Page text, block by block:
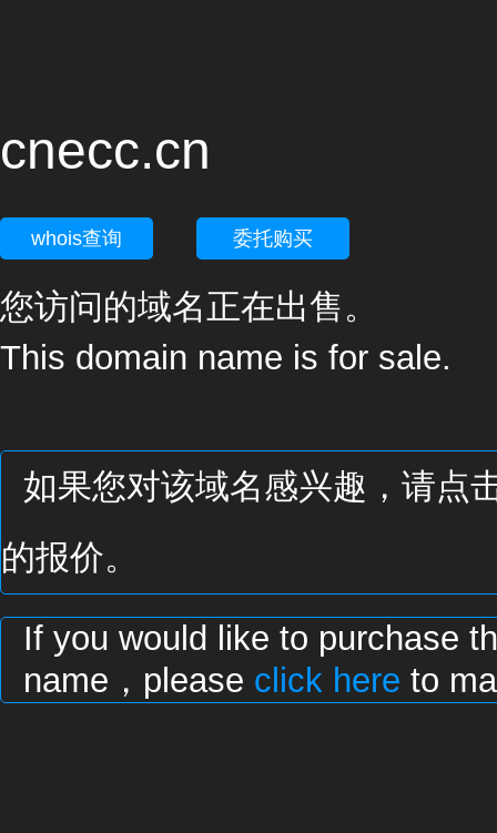
cnecc.cn
whois查询 委托购买
您访问的域名正在出售。
This domain name is for sale.
如果您对该域名感兴趣，请点
的报价。
If you would like to purchase
name，please click here to